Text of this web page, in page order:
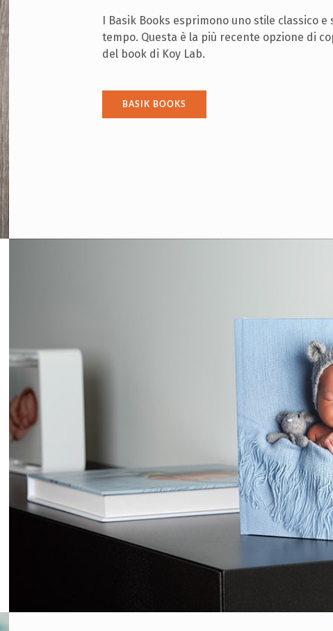
I Basik Books esprimono uno stile classico e
tempo. Questa è la più recente opzione di
del book di Koy Lab.
BASIK BOOKS